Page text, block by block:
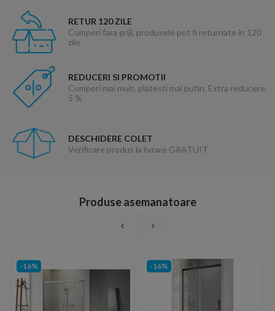
RETUR 120 ZILE
Cumperi fara griji, produsele pot fi returnate in 120
zile
REDUCERI SI PROMOTII
Cumperi mai mult, platesti mai putin. Extra reducere
5 %
DESCHIDERE COLET
Verificare produs la livrare GRATUIT
Produse asemanatoare
-16% -16%